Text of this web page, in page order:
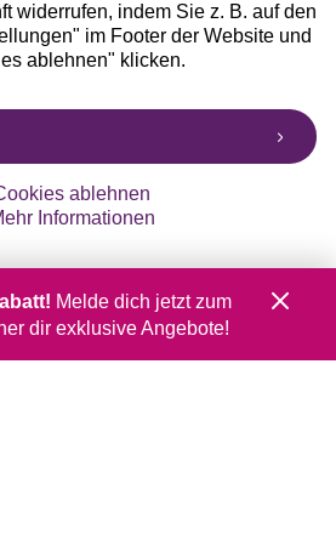
widerrufen, indem Sie z. B. auf den
im Footer der Website und
ablehnen" klicken.
ablehnen
Informationen
Melde dich jetzt zum
dir exklusive Angebote!